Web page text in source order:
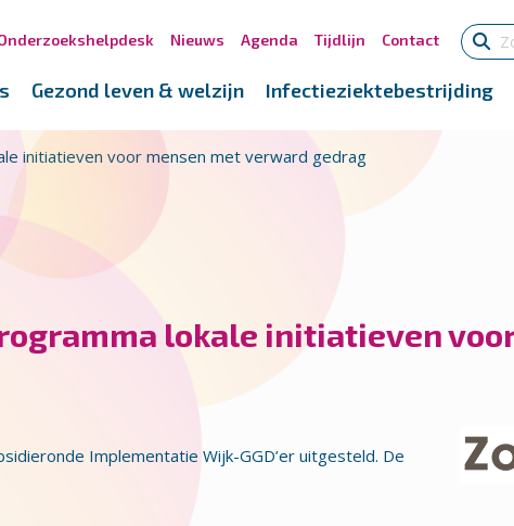
Nieuws Agenda Tijdlijn Contact
Gezond leven & welzijn Infectieziektebestrijding
initiatieven voor mensen met verward gedrag
lokale initiatieven
Implementatie Wijk-GGD’er uitgesteld. De